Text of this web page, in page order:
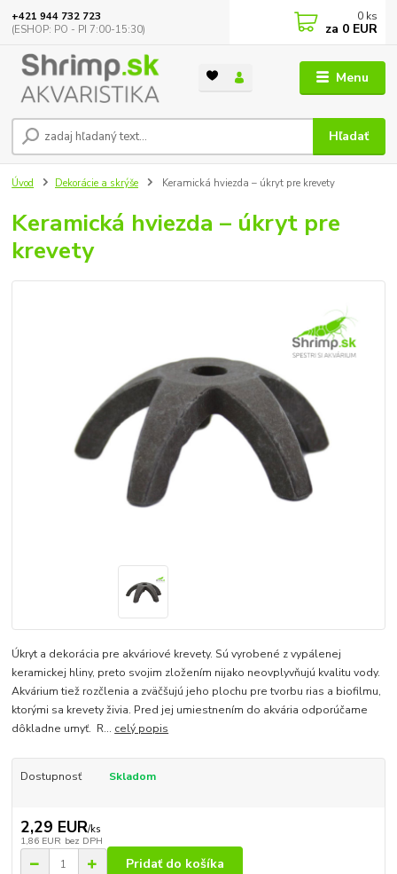
Menu
Hľadať
+421 944 732 723
(ESHOP: PO - PI 7:00-15:30)
0 ks
za 0 EUR
Úvod Dekorácie a skrýše Keramická hviezda – úkryt pre krevety
Keramická hviezda – úkryt pre
krevety
Úkryt a dekorácia pre akváriové krevety. Sú vyrobené z vypálenej
keramickej hliny, preto svojim zložením nijako neovplyvňujú kvalitu vody.
Akvárium tiež rozčlenia a zväčšujú jeho plochu pre tvorbu rias a biofilmu,
ktorými sa krevety živia. Pred jej umiestnením do akvária odporúčame
dôkladne umyť. R... celý popis
Dostupnosť Skladom
2,29 EUR/ks
1,86 EUR bez DPH
Pridať do košíka